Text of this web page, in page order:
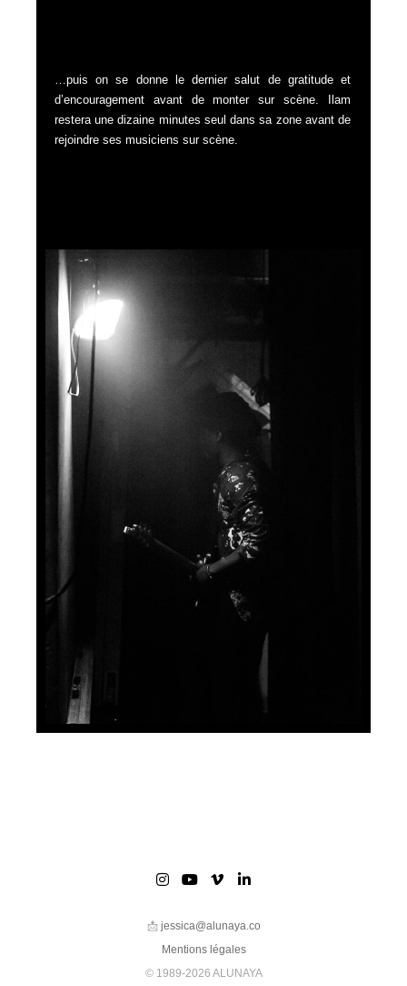
…puis on se donne le dernier salut de gratitude et
d’encouragement avant de monter sur scène. Ilam
restera une dizaine minutes seul dans sa zone avant de
rejoindre ses musiciens sur scène.
📩 jessica@alunaya.co
Mentions légales
© 1989-2026 ALUNAYA